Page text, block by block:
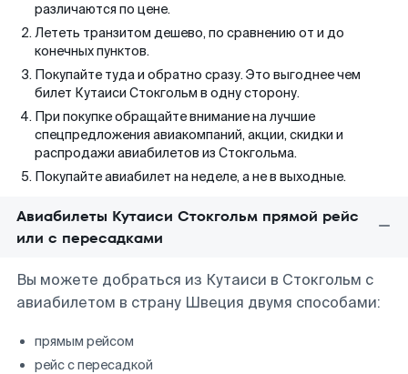
различаются по цене.
Лететь транзитом дешево, по сравнению от и до
конечных пунктов.
Покупайте туда и обратно сразу. Это выгоднее чем
билет Кутаиси Стокгольм в одну сторону.
При покупке обращайте внимание на лучшие
спецпредложения авиакомпаний, акции, скидки и
распродажи авиабилетов из Стокгольма.
Покупайте авиабилет на неделе, а не в выходные.
Авиабилеты Кутаиси Стокгольм прямой рейс
или с пересадками
Вы можете добраться из Кутаиси в Стокгольм с
авиабилетом в страну Швеция двумя способами:
прямым рейсом
рейс с пересадкой